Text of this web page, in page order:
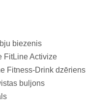
biezenis
FitLine Activize
Fitness-Drink dzēriens
buljons